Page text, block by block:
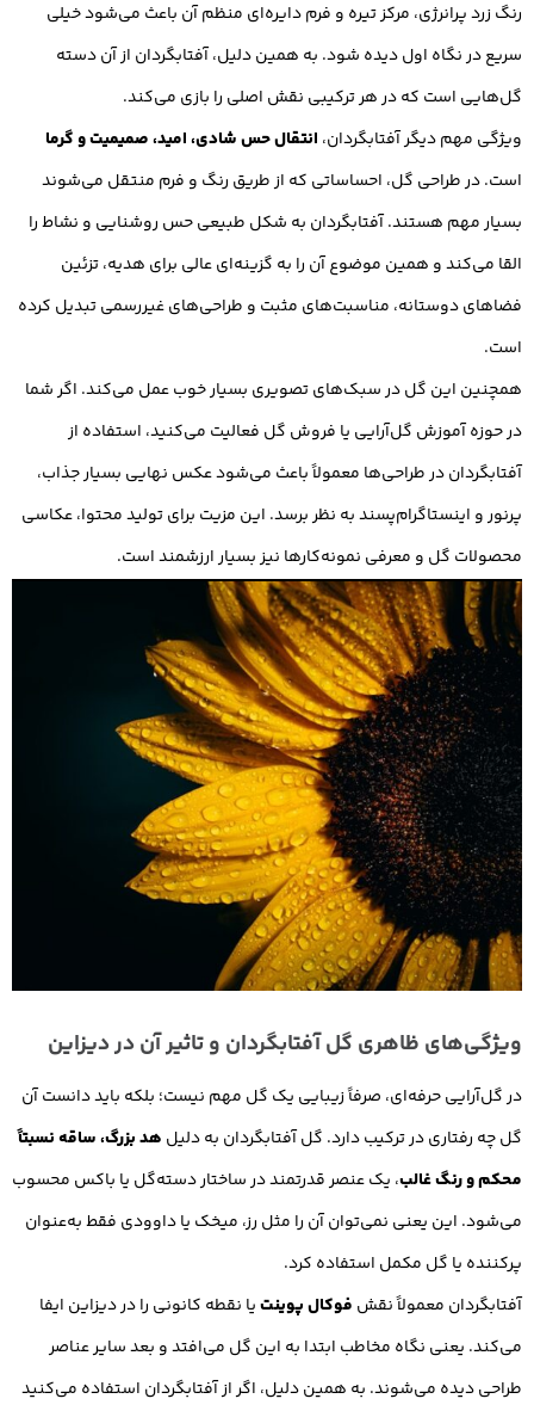
رنگ زرد پرانرژی، مرکز تیره و فرم دایره‌ای منظم آن باعث می‌شود خیلی
سریع در نگاه اول دیده شود. به همین دلیل، آفتابگردان از آن دسته
گل‌هایی است که در هر ترکیبی نقش اصلی را بازی می‌کند.
ویژگی مهم دیگر آفتابگردان، انتقال حس شادی، امید، صمیمیت و گرما
است. در طراحی گل، احساساتی که از طریق رنگ و فرم منتقل می‌شوند
بسیار مهم هستند. آفتابگردان به شکل طبیعی حس روشنایی و نشاط را
القا می‌کند و همین موضوع آن را به گزینه‌ای عالی برای هدیه، تزئین
فضاهای دوستانه، مناسبت‌های مثبت و طراحی‌های غیررسمی تبدیل کرده
است.
همچنین این گل در سبک‌های تصویری بسیار خوب عمل می‌کند. اگر شما
در حوزه آموزش گل‌آرایی یا فروش گل فعالیت می‌کنید، استفاده از
آفتابگردان در طراحی‌ها معمولاً باعث می‌شود عکس نهایی بسیار جذاب،
پرنور و اینستاگرام‌پسند به نظر برسد. این مزیت برای تولید محتوا، عکاسی
محصولات گل و معرفی نمونه‌کارها نیز بسیار ارزشمند است.
ویژگی‌های ظاهری گل آفتابگردان و تاثیر آن در دیزاین
در گل‌آرایی حرفه‌ای، صرفاً زیبایی یک گل مهم نیست؛ بلکه باید دانست آن
گل چه رفتاری در ترکیب دارد. گل آفتابگردان به دلیل هد بزرگ، ساقه نسبتاً
محکم و رنگ غالب، یک عنصر قدرتمند در ساختار دسته‌گل یا باکس محسوب
می‌شود. این یعنی نمی‌توان آن را مثل رز، میخک یا داوودی فقط به‌عنوان
پرکننده یا گل مکمل استفاده کرد.
آفتابگردان معمولاً نقش فوکال پوینتیا نقطه کانونی را در دیزاین ایفا
می‌کند. یعنی نگاه مخاطب ابتدا به این گل می‌افتد و بعد سایر عناصر
طراحی دیده می‌شوند. به همین دلیل، اگر از آفتابگردان استفاده می‌کنید